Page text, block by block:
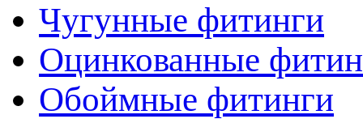
Чугунные фитинги
Оцинкованные
Обоймные фитинги